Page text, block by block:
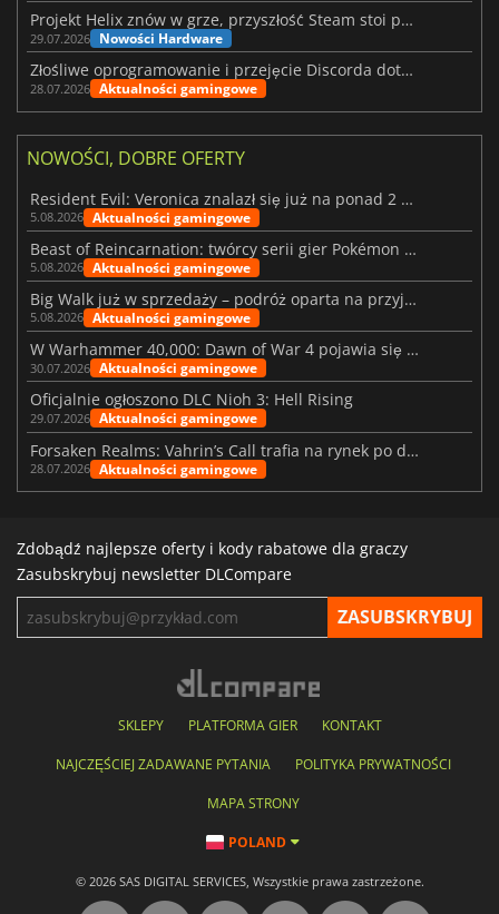
Projekt Helix znów w grze, przyszłość Steam stoi pod znakiem zapytania
29.07.2026 Nowości Hardware
Złośliwe oprogramowanie i przejęcie Discorda dotknęły Meccha Chameleon
28.07.2026 Aktualności gamingowe
NOWOŚCI, DOBRE OFERTY
Resident Evil: Veronica znalazł się już na ponad 2 milionach list życzeń
5.08.2026 Aktualności gamingowe
Beast of Reincarnation: twórcy serii gier Pokémon wkraczają na nową ścieżkę
5.08.2026 Aktualności gamingowe
Big Walk już w sprzedaży – podróż oparta na przyjaźni
5.08.2026 Aktualności gamingowe
W Warhammer 40,000: Dawn of War 4 pojawia się frakcja Nekronów
30.07.2026 Aktualności gamingowe
Oficjalnie ogłoszono DLC Nioh 3: Hell Rising
29.07.2026 Aktualności gamingowe
Forsaken Realms: Vahrin’s Call trafia na rynek po dziesięciu latach prac
28.07.2026 Aktualności gamingowe
Zdobądź najlepsze oferty i kody rabatowe dla graczy
Zasubskrybuj newsletter DLCompare
SKLEPY PLATFORMA GIER KONTAKT
NAJCZĘŚCIEJ ZADAWANE PYTANIA POLITYKA PRYWATNOŚCI
MAPA STRONY
POLAND
© 2026 SAS DIGITAL SERVICES, Wszystkie prawa zastrzeżone.